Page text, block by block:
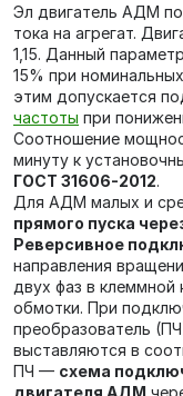
Эл двигатель АДМ
тока на агрегат.
1,15. Данный
15% при
этим допускается
частоты при
Соотношение
минуту к
ГОСТ 31606-2012.
Для АДМ малых и
прямого пуска
Реверсивное
направления
двух фаз в клеммной
обмотки. При
преобразователь
выставляются в
ПЧ — схема
двигателя АДМ